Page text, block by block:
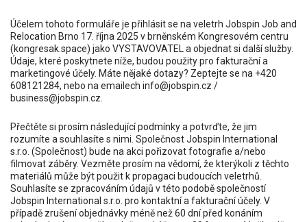
Účelem tohoto formuláře je přihlásit se na veletrh Jobspin Job and
Relocation Brno 17. října 2025 v brněnském Kongresovém centru
(kongresak.space) jako VYSTAVOVATEL a objednat si další služby.
Údaje, které poskytnete níže, budou použity pro fakturační a
marketingové účely. Máte nějaké dotazy? Zeptejte se na +420
608121284, nebo na emailech info@jobspin.cz /
business@jobspin.cz.
Přečtěte si prosím následující podmínky a potvrďte, že jim
rozumíte a souhlasíte s nimi. Společnost Jobspin International
s.r.o. (Společnost) bude na akci pořizovat fotografie a/nebo
filmovat záběry. Vezměte prosím na vědomí, že kterýkoli z těchto
materiálů může být použit k propagaci budoucích veletrhů.
Souhlasíte se zpracováním údajů v této podobě společností
Jobspin International s.r.o. pro kontaktní a fakturační účely. V
případě zrušení objednávky méně než 60 dní před konáním